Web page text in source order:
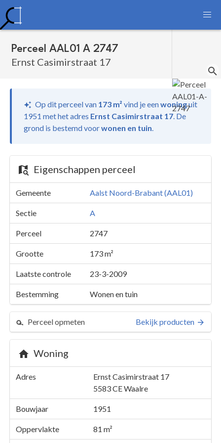
Perceel AAL01 A 2747
Ernst Casimirstraat 17
Op dit perceel van 173 m² vind jeeenwoninguit
1951 met het adres Ernst Casimirstraat 17. De
grond is bestemd voorwonen en tuin.
Eigenschappen perceel
Gemeente Aalst Noord-Brabant (AAL01)
Sectie A
Perceel 2747
Grootte 173 m²
Laatste controle 23-3-2009
Bestemming Wonen en tuin
Perceel opmeten Bekijk producten
Woning
Adres
Ernst Casimirstraat 17
5583 CEWaalre
Bouwjaar 1951
Oppervlakte 81 m²
Perceel 2747
Kaarten en rapporten